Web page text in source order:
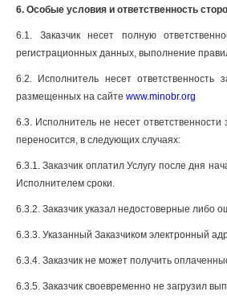
6. Особые условия и ответственность
6.1. Заказчик несет полную
регистрационных данных, выполнение
6.2. Исполнитель несет ответственность
размещенных на сайте www.minobr.org
6.3. Исполнитель не несет
переносится, в следующих случаях:
6.3.1. Заказчик оплатил Услугу после дня
Исполнителем сроки.
6.3.2. Заказчик указал недостоверные либо
6.3.3. Указанный Заказчиком электронный
6.3.4. Заказчик не может получить
6.3.5. Заказчик своевременно не загрузил